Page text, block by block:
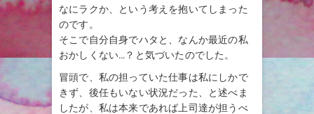
なにラクか、という考えを抱いてしまった
のです。
そこで自分自身でハタと、なんか最近の私
おかしくない…？と気づいたのでした。
冒頭で、私の担っていた仕事は私にしかで
きず、後任もいない状況だった、と述べま
したが、私は本来であれば上司達が担うべ